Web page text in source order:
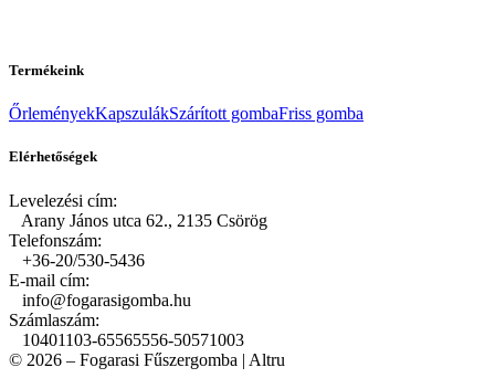
Termékeink
ŐrleményekKapszulákSzárított gombaFriss gomba
Elérhetőségek
Levelezési cím:
Arany János utca 62., 2135 Csörög
Telefonszám:
+36-20/530-5436
E-mail cím:
info@fogarasigomba.hu
Számlaszám:
10401103-65565556-50571003
© 2026 – Fogarasi Fűszergomba | Altru